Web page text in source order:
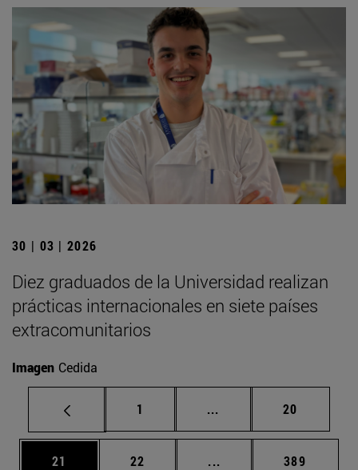
30 | 03 | 2026
Diez graduados de la Universidad realizan
prácticas internacionales en siete países
extracomunitarios
Imagen Cedida
Página
1 ... Páginas intermedias
Página
20
Página
21 Página
22 ... Páginas intermedias
Página
389